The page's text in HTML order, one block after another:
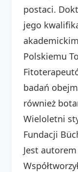
postaci.
jego
Polskiemu
badań
również
Wieloletni
Fundacji
Jest